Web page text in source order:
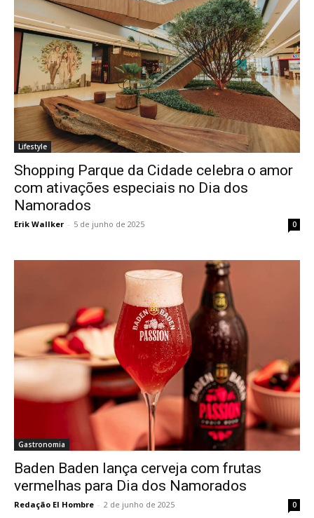
Lifestyle
Shopping Parque da Cidade celebra o amor
com ativações especiais no Dia dos
Namorados
Erik Wallker - 5 de junho de 2025 0
Gastronomia
Baden Baden lança cerveja com frutas
vermelhas para Dia dos Namorados
Redação El Hombre - 2 de junho de 2025 0